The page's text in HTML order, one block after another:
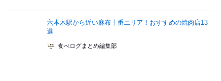
六本木駅から近い麻布十番エリア！おすすめの焼肉店13
選
食べログまとめ編集部